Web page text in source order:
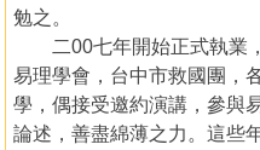
勉之。
二00七年開始正式執業，
易理學會，台中市救國團，
學，偶接受邀約演講，參與
論述，善盡綿薄之力。這些